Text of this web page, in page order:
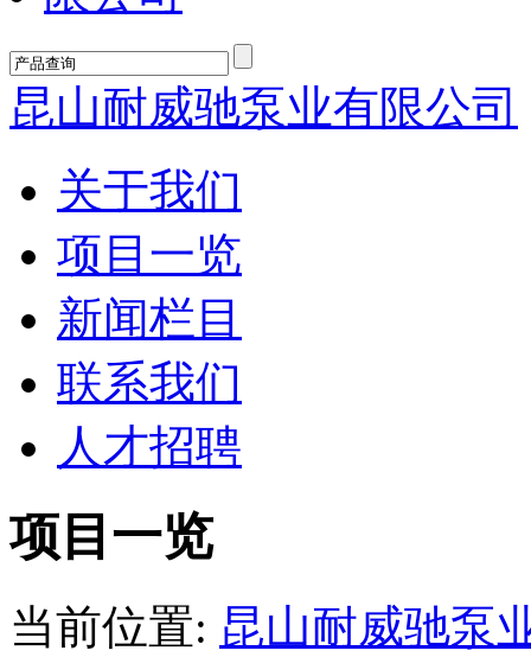
昆山耐威驰泵业有限公司
关于我们
项目一览
新闻栏目
联系我们
人才招聘
项目一览
当前位置: 昆山耐威驰泵